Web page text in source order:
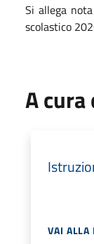
Si allega
scolastico
A cura
VAI ALLA